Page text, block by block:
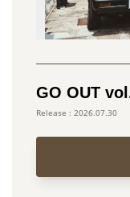
GO OUT
2026.07.30